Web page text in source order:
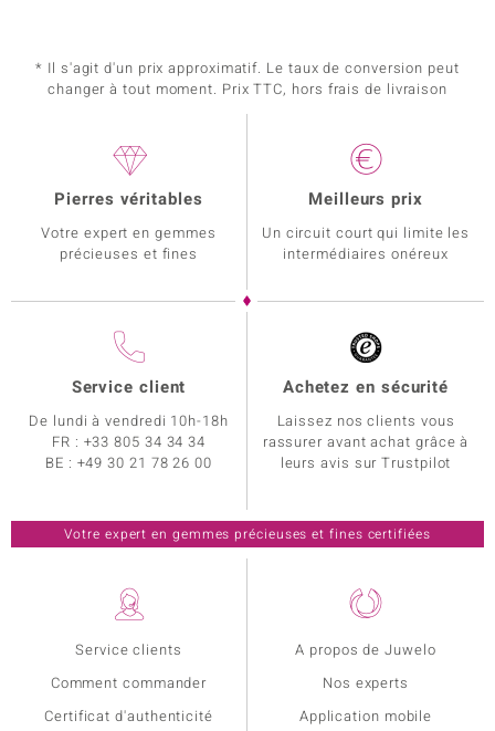
* Il s'agit d'un prix approximatif. Le taux de conversion peut
changer à tout moment. Prix TTC, hors frais de livraison
Service clients
Comment commander
Certificat d'authenticité
A propos de Juwelo
Nos experts
Application mobile
Pierres véritables
Votre expert en gemmes
précieuses et fines
Meilleurs prix
Un circuit court qui limite les
intermédiaires onéreux
Service client
De lundi à vendredi 10h-18h
FR : +33 805 34 34 34
BE : +49 30 21 78 26 00
Achetez en sécurité
Laissez nos clients vous
rassurer avant achat grâce à
leurs avis sur Trustpilot
Votre expert en gemmes précieuses et fines certifiées